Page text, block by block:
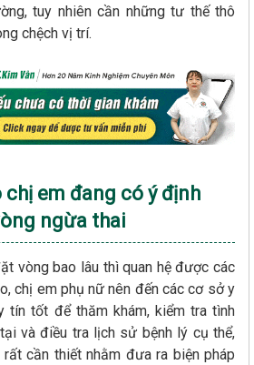
tuy nhiên cần những tư thế thô
chệch vị trí.
chị em đang có ý định
ngừa thai
vòng bao lâu thì quan hệ được các
chị em phụ nữ nên đến các cơ sở y
tín tốt để thăm khám, kiểm tra tình
và điều tra lịch sử bệnh lý cụ thể,
cần thiết nhằm đưa ra biện pháp